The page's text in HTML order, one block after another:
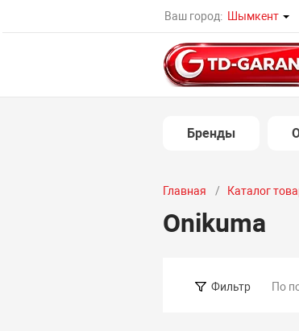
Ваш город: Шымкент
Бренды
Главная Каталог
Onikuma
Фильтр По